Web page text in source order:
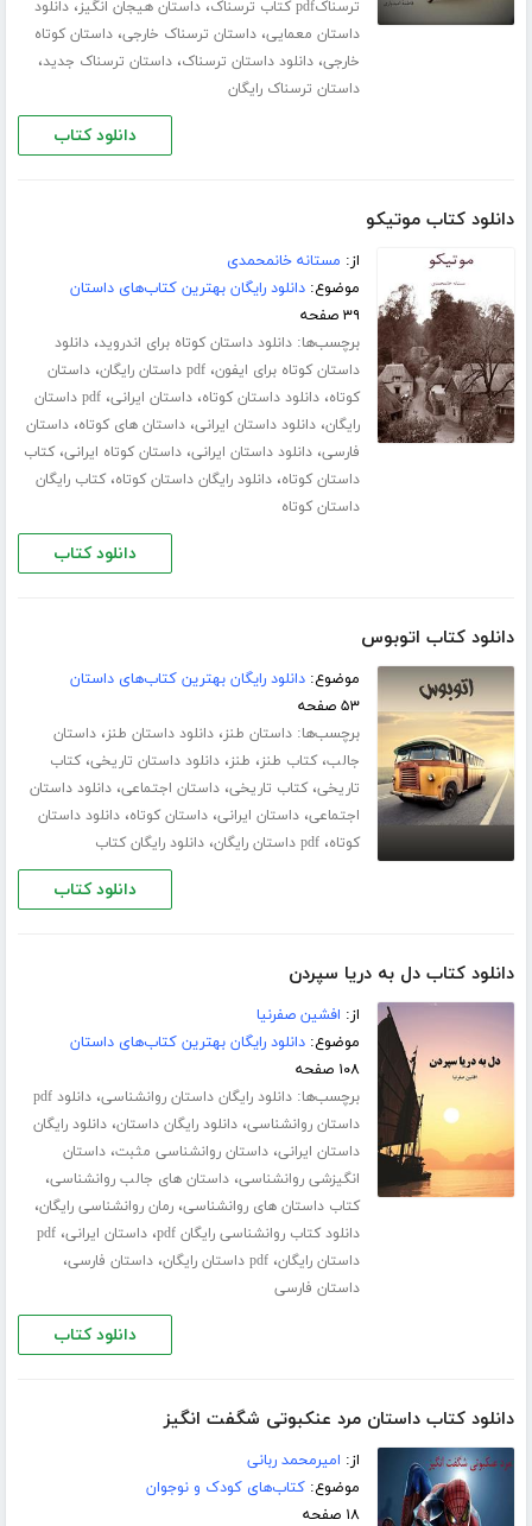
ترسناکpdf کتاب ترسناک
،داستان هیجان انگیز،دانلود
داستان معمایی،داستان ترسناک خارجی،داستان کوتاه
خارجی،دانلود داستان ترسناک،داستان ترسناک جدید،
داستان ترسناک رایگان
دانلود کتاب
دانلود کتاب موتیکو
از: مستانه خانمحمدی
موضوع:دانلود رایگان بهترین کتاب‌های داستان
۳۹ صفحه
برچسب‌ها:دانلود داستان کوتاه برای اندروید،دانلود
داستان کوتاه برای ایفون،pdf داستان رایگان ،داستان
کوتاه،دانلود داستان کوتاه،داستان ایرانی،
pdf داستان
رایگان،دانلود داستان ایرانی،داستان های کوتاه،داستان
فارسی،دانلود داستان ایرانی،داستان کوتاه ایرانی،کتاب
داستان کوتاه،دانلود رایگان داستان کوتاه،کتاب رایگان
داستان کوتاه
دانلود کتاب
دانلود کتاب اتوبوس
موضوع:دانلود رایگان بهترین کتاب‌های داستان
۵۳ صفحه
برچسب‌ها:داستان طنز،دانلود داستان طنز،داستان
جالب،کتاب طنز، طنز،دانلود داستان تاریخی،کتاب
تاریخی،کتاب تاریخی،داستان اجتماعی،دانلود داستان
اجتماعی،داستان ایرانی،داستان کوتاه،دانلود داستان
کوتاه،pdf داستان رایگان ،دانلود رایگان کتاب
دانلود کتاب
دانلود کتاب دل به دریا سپردن
از: افشین صفرنیا
موضوع:دانلود رایگان بهترین کتاب‌های داستان
۱۰۸ صفحه
برچسب‌ها:دانلود رایگان داستان روانشناسی،
دانلود pdf
داستان روانشناسی،دانلود رایگان داستان،دانلود رایگان
داستان ایرانی،داستان روانشناسی مثبت،داستان
انگیزشی روانشناسی،داستان های جالب روانشناسی،
کتاب داستان های روانشناسی،رمان روانشناسی رایگان،
دانلود کتاب روانشناسی رایگان pdf ،داستان ایرانی،pdf
داستان رایگان،pdf داستان رایگان ،داستان فارسی،
داستان فارسی
دانلود کتاب
دانلود کتاب داستان مرد عنکبوتی شگفت انگیز
از: امیرمحمد ربانی
موضوع:کتاب‌های کودک و نوجوان
۱۸ صفحه